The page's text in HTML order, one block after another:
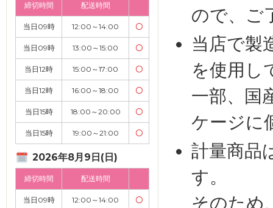
締切時間 配送時間
当日09時 12:00～14:00 〇
当日09時 13:00～15:00 〇
当日12時 15:00～17:00 〇
当日12時 16:00～18:00 〇
当日15時 18:00～20:00 〇
当日15時 19:00～21:00 〇
2026年8月9日(日)
締切時間 配送時間
当日09時 12:00～14:00 〇
ので、ご
当店で製
を使用し
一部、国
ケージに
計量商品
す。
そのため